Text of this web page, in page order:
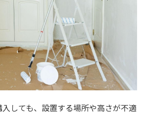
しても、設置する場所や高さが不適